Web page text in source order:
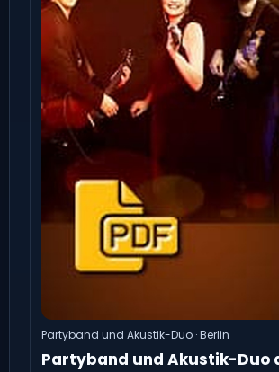
Partyband und Akustik-Duo · Berlin
Partyband und Akustik-Duo